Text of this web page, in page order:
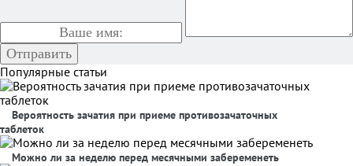
Популярные статьи
Вероятность зачатия при приеме противозачаточных
таблеток
Можно ли за неделю перед месячными забеременеть